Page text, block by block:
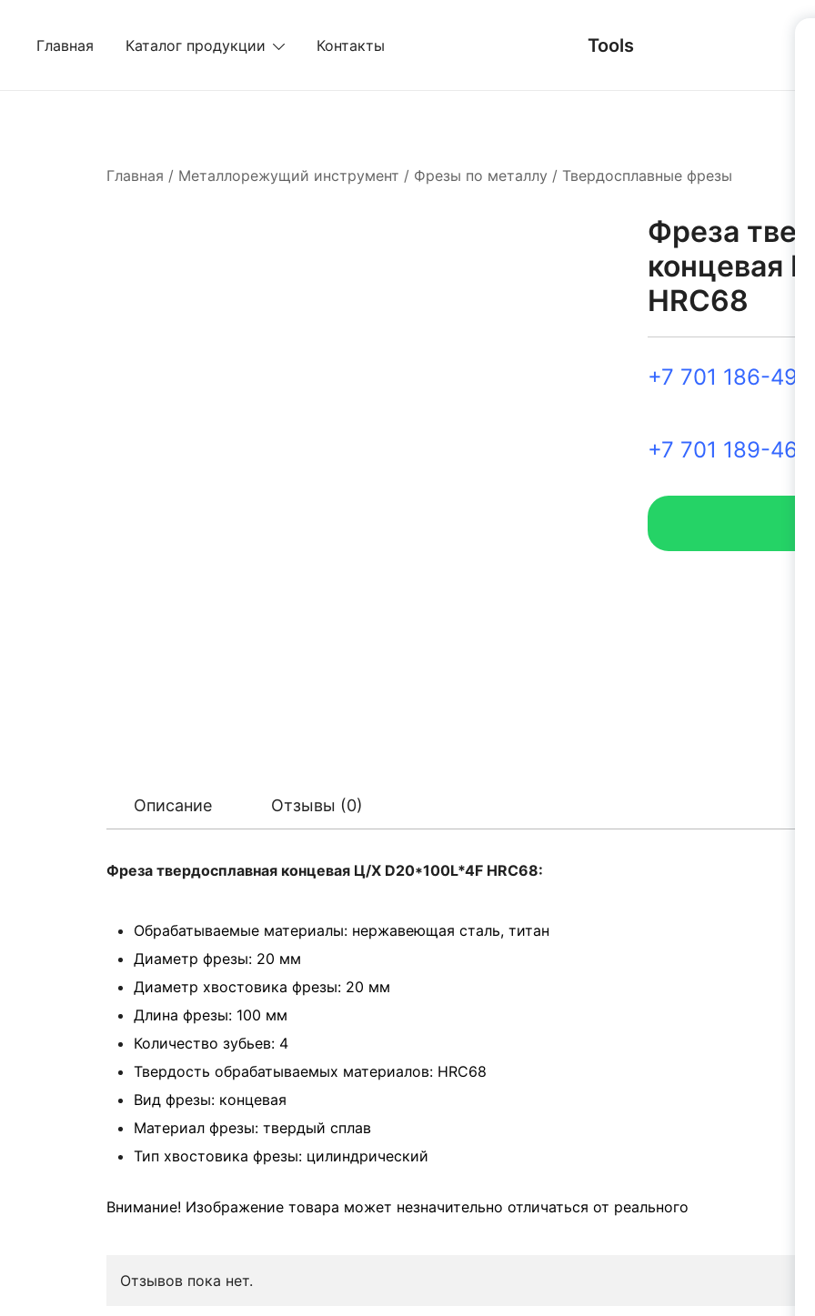
Главная Каталог продукции Контакты Tools
Главная / Металлорежущий инструмент / Фрезы по металлу / Твердосплавные фрезы
Фреза
концевая
HRC68
+7 701 186-49-
+7 701 189-46-
Описание Отзывы (0)
Фреза твердосплавная концевая Ц/Х D20*100L*4F HRC68:
Обрабатываемые материалы: нержавеющая сталь, титан
Диаметр фрезы: 20 мм
Диаметр хвостовика фрезы: 20 мм
Длина фрезы: 100 мм
Количество зубьев: 4
Твердость обрабатываемых материалов: HRC68
Вид фрезы: концевая
Материал фрезы: твердый сплав
Тип хвостовика фрезы: цилиндрический
Внимание! Изображение товара может незначительно отличаться от реального
Отзывов пока нет.